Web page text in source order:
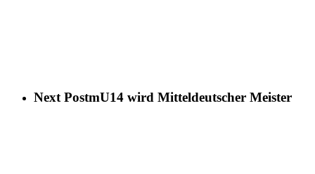
Next PostmU14 wird Mitteldeutscher Meister